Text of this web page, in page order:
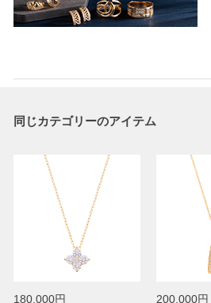
同じカテゴリーのアイテム
180,000円 200,000円